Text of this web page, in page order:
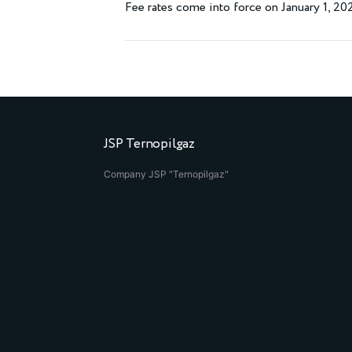
Fee rates come into force on January 1,
JSP Ternopilgaz
Company JSP "Ternopilgaz"